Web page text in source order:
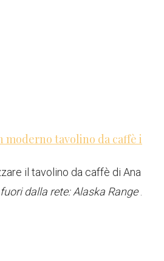
moderno tavolino da caffè i
il tavolino da caffè di Ana
dalla rete: Alaska Range.